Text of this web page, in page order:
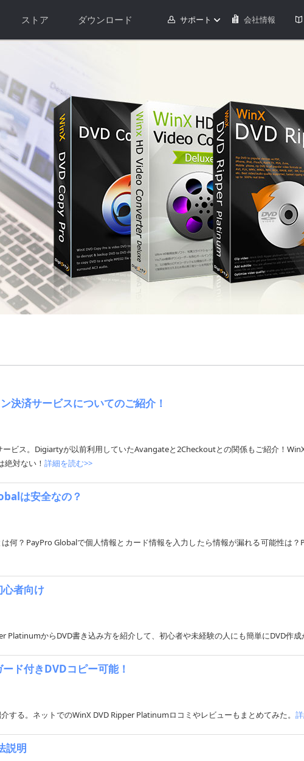
ストア ダウンロード 会社情報
サポート
済サービスについてのご紹介！
ビス。Digiartyが以前利用していたAvangateと2Checkoutとの関係もご紹介！
対ない！ 詳細を読む>>
は安全なの？
？PayPro Globalで個人情報とカード情報を入力したら情報が漏れる可能性は？
者向け
からDVD書き込み方を紹介して、初心者や未経験の人にも簡単にDVD作成
ド付きDVDコピー可能！
る。ネットでのWinX DVD Ripper Platinumロコミやレビューもまとめてみた。
説明